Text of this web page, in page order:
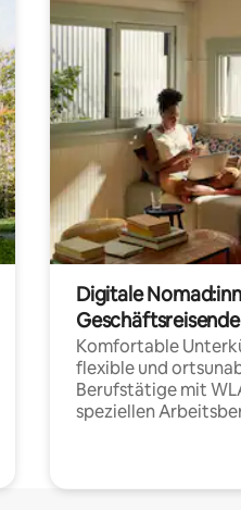
Digitale
Geschäftsreisende
Komfortable
flexible und
Berufstätige mit
speziellen